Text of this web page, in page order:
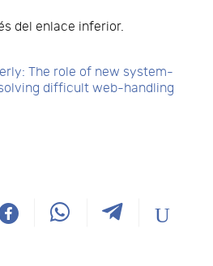
del enlace inferior.
The role of new system-
difficult web-handling